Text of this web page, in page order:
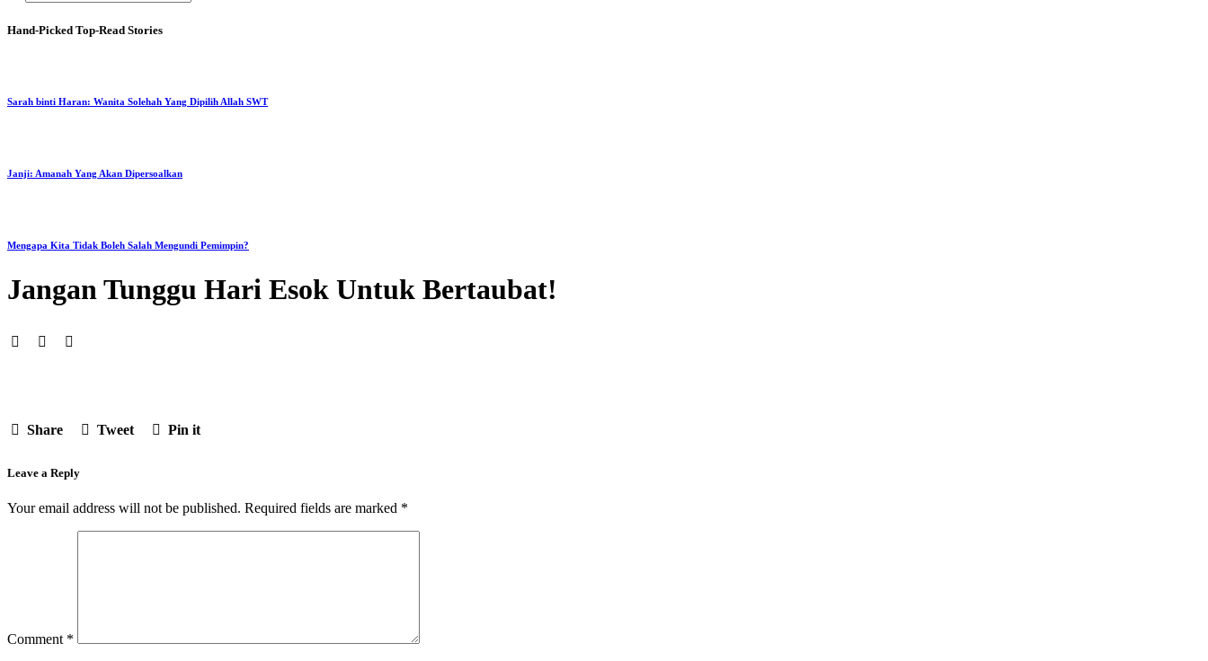
Hand-Picked Top-Read Stories
Sarah binti Haran: Wanita Solehah Yang Dipilih Allah SWT
Janji: Amanah Yang Akan Dipersoalkan
Mengapa Kita Tidak Boleh Salah Mengundi Pemimpin?
Jangan Tunggu Hari Esok Untuk Bertaubat!
Share Tweet Pin it
Leave a Reply
Your email address will not be published. Required fields are marked *
Comment *